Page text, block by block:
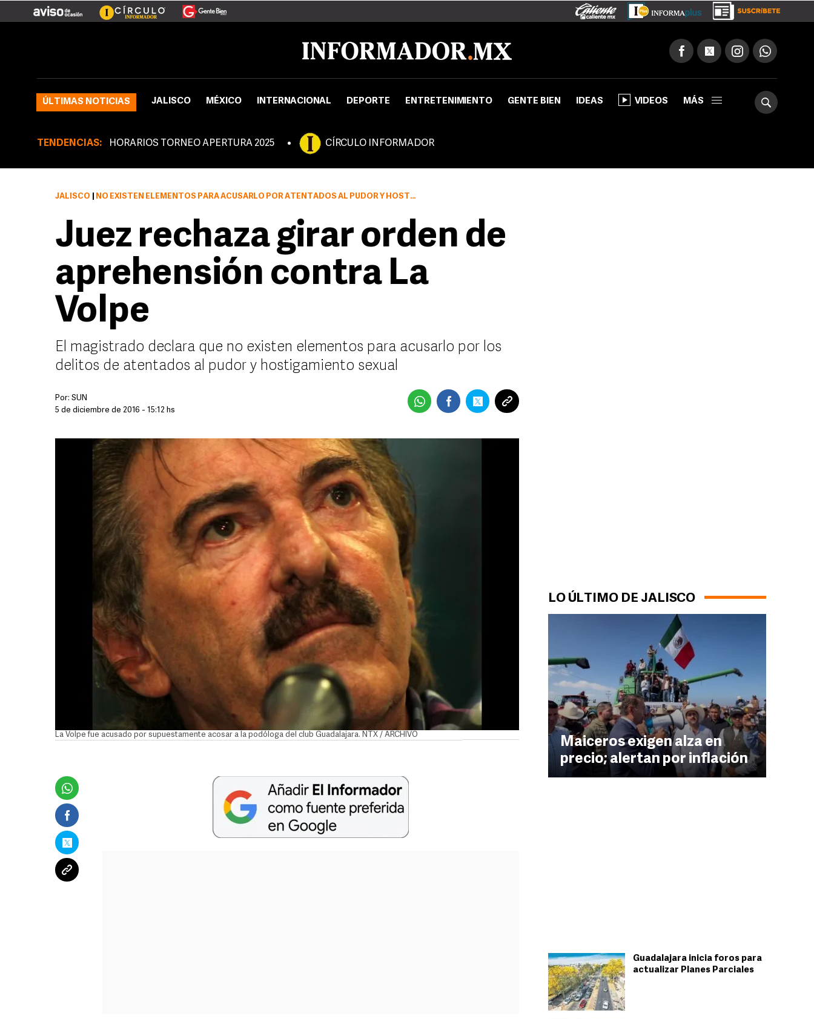
ÚLTIMAS NOTICIAS JALISCO MÉXICO INTERNACIONAL DEPORTE ENTRETENIMIENTO GENTE BIEN IDEAS VIDEOS MÁS
TENDENCIAS: HORARIOS TORNEO APERTURA 2025 CÍRCULO INFORMADOR
LO ÚLTIMO DE JALISCO
Maiceros exigen alza en
precio; alertan por inflación
Guadalajara inicia foros para
actualizar Planes Parciales
JALISCO NO EXISTEN ELEMENTOS PARA ACUSARLO POR ATENTADOS AL PUDOR Y HOSTIGAMIENTO SEXUAL
Juez rechaza girar orden de
aprehensión contra La
Volpe
El magistrado declara que no existen elementos para acusarlo por los
delitos de atentados al pudor y hostigamiento sexual
Por: SUN
5 de diciembre de 2016 - 15:12 hs
La Volpe fue acusado por supuestamente acosar a la podóloga del club Guadalajara. NTX / ARCHIVO